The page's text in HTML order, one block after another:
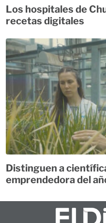
Los hospitales de
recetas digitales
Distinguen a
emprendedora del